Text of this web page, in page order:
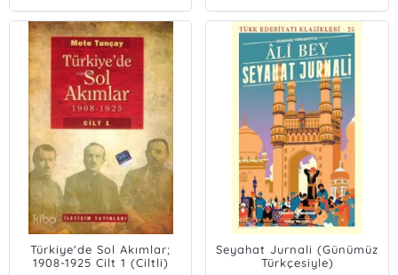
Türkiye'de Sol Akımlar;
1908-1925 Cilt 1 (Ciltli)
Seyahat Jurnali (Günümüz
Türkçesiyle)